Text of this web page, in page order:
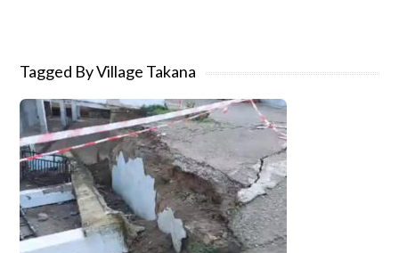
Tagged By Village Takana